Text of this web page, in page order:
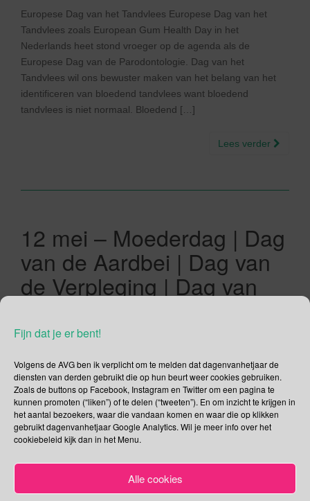
Fijn dat je er bent!
Volgens de AVG ben ik verplicht om te melden dat dagenvanhetjaar de
diensten van derden gebruikt die op hun beurt weer cookies gebruiken.
Zoals de buttons op Facebook, Instagram en Twitter om een pagina te
kunnen promoten (“liken”) of te delen (“tweeten”). En om inzicht te krijgen in
het aantal bezoekers, waar die vandaan komen en waar die op klikken
gebruikt dagenvanhetjaar Google Analytics. Wil je meer info over het
cookiebeleid kijk dan in het Menu.
Alle cookies
Europese Dag van het Tandvlees Europese Dag van het
Tandvlees zoals European Gum Health Day in het
Nederlands heet stond vroeger op de agenda als de
Europese Dag van de Parodontologie. Dag van het
Tandvlees wil ons bewuster maken van het belang van het
identificeren van bloedend tandvlees want bloedend
tandvlees is niet normaal. Bloedend […]
Lees verder
12 mei – Moederdag | Dag
van de Aardbei | Dag van
de Verpleging | Dag van
ME-dag | Week van
Respect voor de Geboorte
12/05/2019 Gina Makken Mei
Moederdag Sinds 1925 vieren we in Nederland op de tweede
zondag in mei Moederdag. Dus als je denkt er mee weg te
Wist je trouwens dat van origine Moederdag een dag was